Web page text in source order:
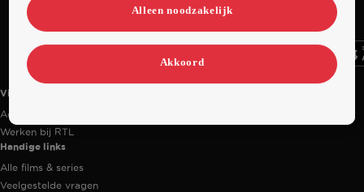
naar
programma
Videoland useful links.
Videoland
Actiecode
Werken bij RTL
Handige links
Alle films & series
Veelgestelde vragen
Alleen noodzakelijk
Akkoord